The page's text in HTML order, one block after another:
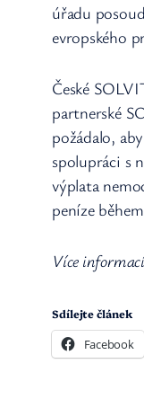
úřadu
evropského
České
partnerské
požádalo,
spolupráci s
výplata
peníze
Více
Sdílejte článek
Facebook